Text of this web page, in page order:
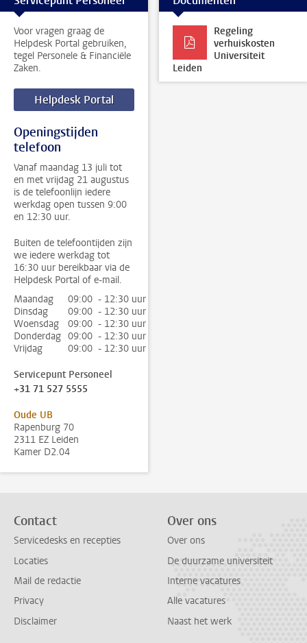
Voor vragen graag de
Helpdesk Portal gebruiken,
tegel Personele & Financiële
Zaken.
Helpdesk Portal
Openingstijden
telefoon
Vanaf maandag 13 juli tot
en met vrijdag 21 augustus
is de telefoonlijn iedere
werkdag open tussen 9:00
en 12:30 uur.
Buiten de telefoontijden zijn
we iedere werkdag tot
16:30 uur bereikbaar via de
Helpdesk Portal of e-mail.
Maandag
09:00 - 12:30 uur
Dinsdag
09:00 - 12:30 uur
Woensdag
09:00 - 12:30 uur
Donderdag 09:00 - 12:30 uur
Vrijdag
09:00 - 12:30 uur
Servicepunt Personeel
+31 71 527 5555
Oude UB
Rapenburg 70
2311 EZ Leiden
Kamer D2.04
Regeling
verhuiskosten
Universiteit
Leiden
Contact
Servicedesks en recepties
Locaties
Mail de redactie
Privacy
Disclaimer
Over ons
Over ons
De duurzame universiteit
Interne vacatures
Alle vacatures
Naast het werk